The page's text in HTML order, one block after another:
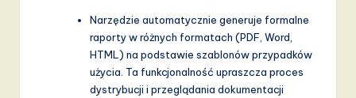
Narzędzie automatycznie generuje formalne
raporty w różnych formatach (PDF, Word,
HTML) na podstawie szablonów przypadków
użycia. Ta funkcjonalność upraszcza proces
dystrybucji i przeglądania dokumentacji